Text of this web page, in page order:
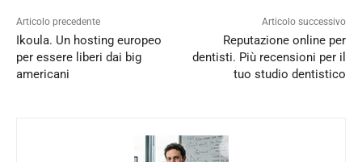
Articolo precedente
Ikoula. Un hosting europeo
per essere liberi dai big
americani
Articolo successivo
Reputazione online per
dentisti. Più recensioni per il
tuo studio dentistico